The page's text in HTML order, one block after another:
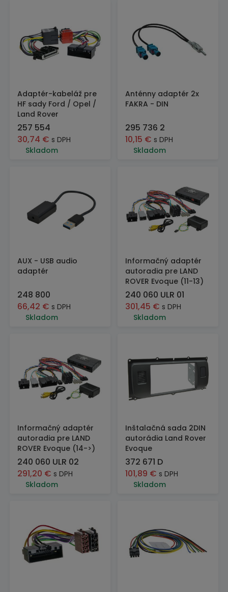
Adaptér-kabeláž pre
HF sady Ford / Opel /
Land Rover
257 554
30,74 € s DPH
Skladom
Anténny adaptér 2x
FAKRA - DIN
295 736 2
10,15 € s DPH
Skladom
AUX - USB audio
adaptér
248 800
66,42 € s DPH
Skladom
Informačný adaptér
autoradia pre LAND
ROVER Evoque (11-13)
240 060 ULR 01
301,45 € s DPH
Skladom
Informačný adaptér
autoradia pre LAND
ROVER Evoque (14->)
240 060 ULR 02
291,20 € s DPH
Skladom
Inštalačná sada 2DIN
autorádia Land Rover
Evoque
372 671 D
101,89 € s DPH
Skladom